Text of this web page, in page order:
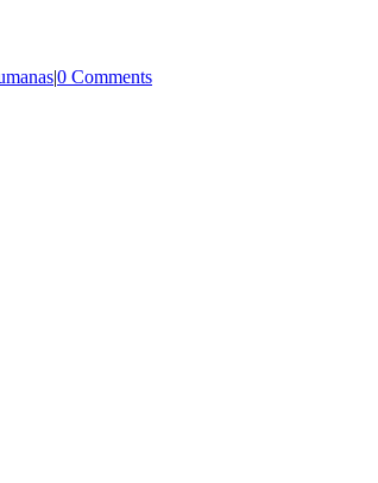
|0 Comments